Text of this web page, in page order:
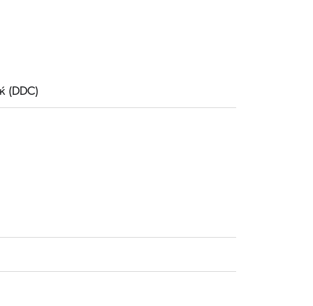
(DDC)